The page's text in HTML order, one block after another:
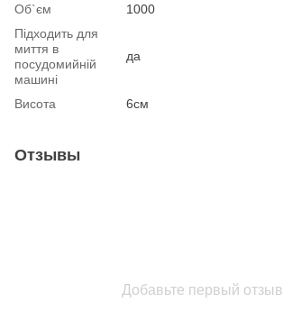
Об`єм
1000
Підходить для
миття в
посудомийній
машині
да
Висота 6см
Отзывы
Добавьте первый отзыв